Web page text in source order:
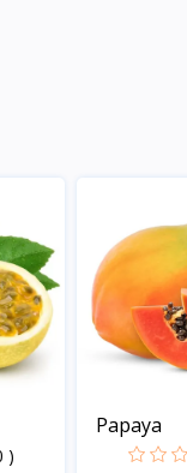
)
Papaya